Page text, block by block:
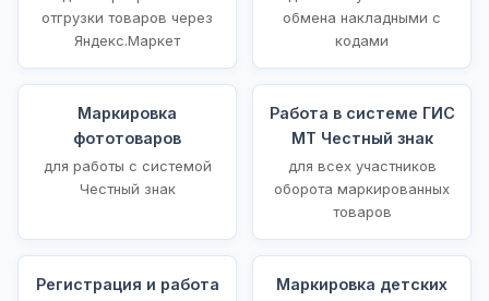
отгрузки товаров через
Яндекс.Маркет
обмена накладными с
кодами
Маркировка
фототоваров
для работы с системой
Честный знак
Работа в системе ГИС
МТ Честный знак
для всех участников
оборота маркированных
товаров
Регистрация и работа
Маркировка детских